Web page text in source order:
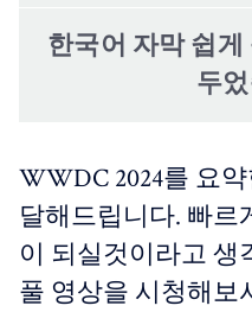
한국어 자막 쉽게
두
WWDC 2024를 요
달해드립니다. 빠르
이 되실것이라고 생
풀 영상을 시청해보